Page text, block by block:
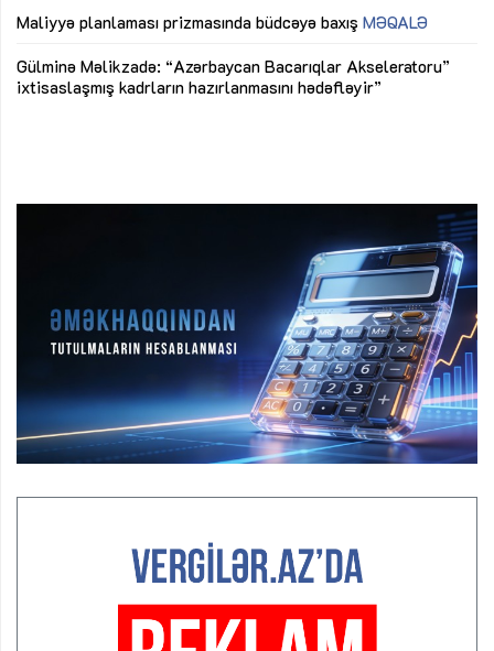
Maliyyə planlaması prizmasında büdcəyə baxış MƏQALƏ
Gülminə Məlikzadə: “Azərbaycan Bacarıqlar Akseleratoru”
ixtisaslaşmış kadrların hazırlanmasını hədəfləyir”